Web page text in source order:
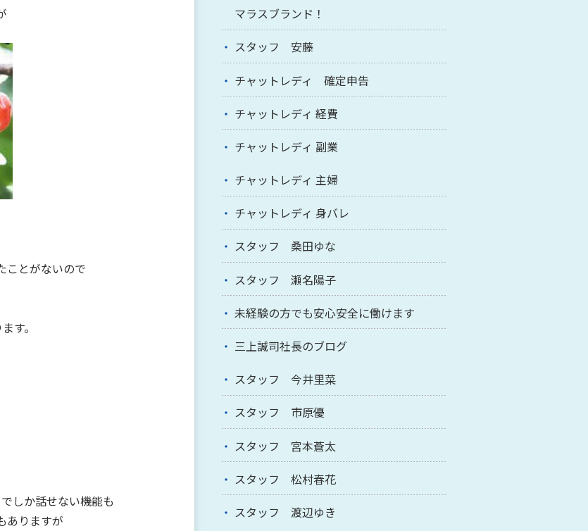
ことがないので
す。
しか話せない機能も
ありますが
マラスブランド！
スタッフ 安藤
チャットレディ 確定申告
チャットレディ 経費
チャットレディ 副業
チャットレディ 主婦
チャットレディ 身バレ
スタッフ 桑田ゆな
スタッフ 瀬名陽子
未経験の方でも安心安全に働けます
三上誠司社長のブログ
スタッフ 今井里菜
スタッフ 市原優
スタッフ 宮本蒼太
スタッフ 松村春花
スタッフ 渡辺ゆき